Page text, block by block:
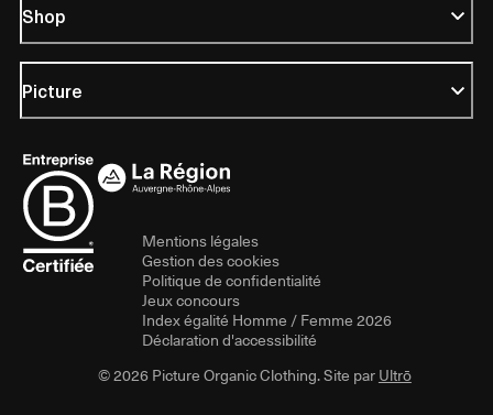
Shop
Picture
Mentions légales
Gestion des cookies
Politique de confidentialité
Jeux concours
Index égalité Homme / Femme 2026
Déclaration d'accessibilité
© 2026 Picture Organic Clothing. Site parUltrō